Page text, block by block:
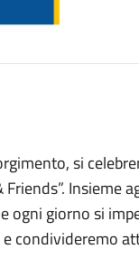
si
Insieme
ogni giorno si
condivideremo